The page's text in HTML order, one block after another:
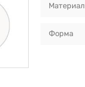
Материал
Форма